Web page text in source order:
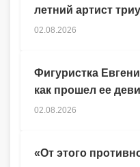
летний артист
02.08.2026
Фигуристка
как прошел ее
02.08.2026
«От этого